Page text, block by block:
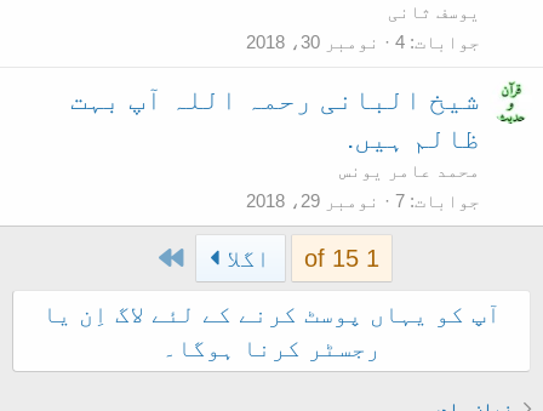
یوسف ثانی
جوابات 4 نومبر 30، 2018
شیخ البانی رحمہ اللہ آپ بہت
ظالم ہیں.
محمد عامر یونس
جوابات 7 نومبر 29، 2018
1 of 15 اگلا Last
آپ کو یہاں پوسٹ کرنے کے لئے لاگ اِن یا
رجسٹر کرنا ہوگا۔